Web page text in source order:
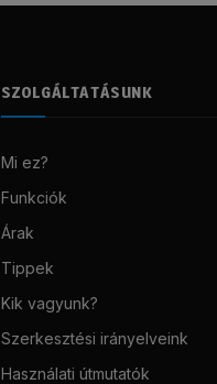
SZOLGÁLTATÁSUNK
Mi ez?
Funkciók
Árak
Tippek
Kik vagyunk?
Szerkesztési irányelveink
Használati útmutatók